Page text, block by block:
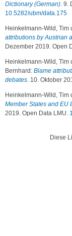
Dictionary (German). 9.
10.5282/ubm/data.175
Heinkelmann-Wild, Tim
attributions by Austrian
Dezember 2019. Open
Heinkelmann-Wild, Tim
Bernhard : Blame
debates. 10. Oktober
Heinkelmann-Wild, Tim
Member States and EU
2019. Open Data LMU.
Diese